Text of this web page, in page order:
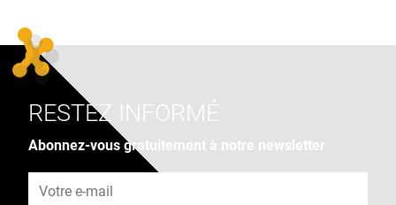
RESTEZ INFORMÉ
Abonnez-vous gratuitement à notre newsletter